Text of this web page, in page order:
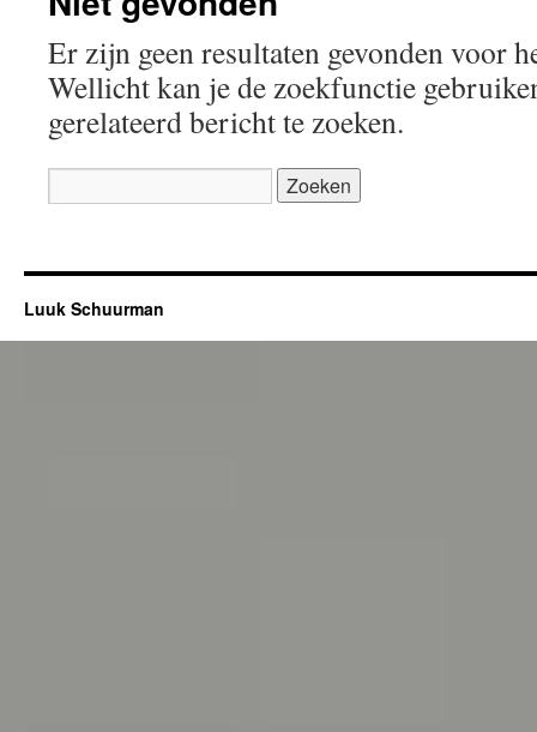
Er zijn geen resultaten gevonden voor
Wellicht kan je de zoekfunctie
gerelateerd bericht te zoeken.
naar:
Luuk Schuurman